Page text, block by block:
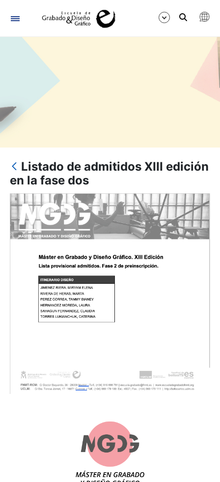
Navigation
Listado de admitidos XIII edición
en la fase dos